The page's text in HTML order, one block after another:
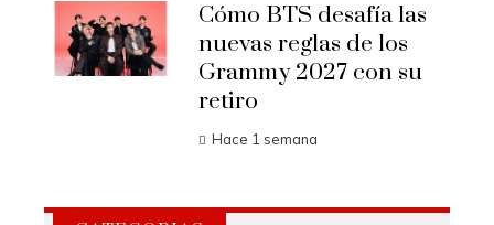
Cómo BTS desafía las
nuevas reglas de los
Grammy 2027 con su
retiro
Hace 1 semana